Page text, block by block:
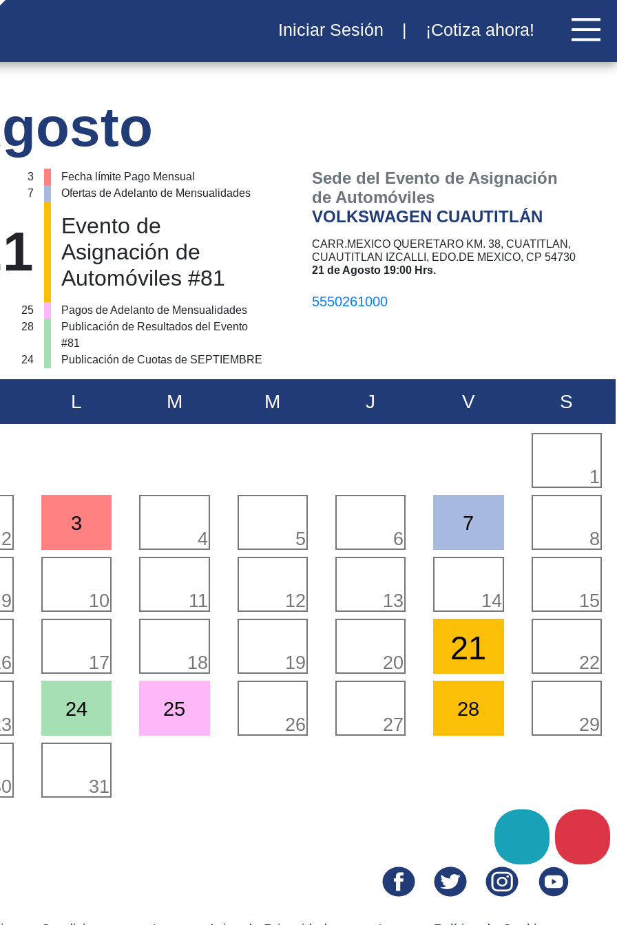
Iniciar Sesión | ¡Cotiza ahora!
3
Fecha límite Pago Mensual
7
Ofertas de Adelanto de Mensualidades
Evento de
Asignación de
Automóviles #81
25
Pagos de Adelanto de Mensualidades
28
Publicación de Resultados del Evento
#81
24
Publicación de Cuotas de SEPTIEMBRE
Sede del Evento de Asignación
de Automóviles
VOLKSWAGEN CUAUTITLÁN
CARR.MEXICO QUERETARO KM. 38, CUATITLAN,
CUAUTITLAN IZCALLI, EDO.DE MEXICO, CP 54730
21 de Agosto 19:00 Hrs.
5550261000
L M M J V S
1
2
3
4 5 6
7
8
9 10 11 12 13 14 15
17 18 19 20 21 22
24 25
26 27
28
29
31